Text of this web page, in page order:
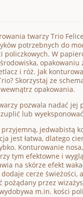
twarzy Trio
potrzebnych do
policzkowych. W
opakowaniu
i róż. Jak
Skorzystaj ze
opakowania.
pozwala nadać jej
lub
jedwabistą
jest łatwa, dlatego
Konturowanie
tym efektowne i
na skórze efekt
cerze świeżości,
pożądany przez
m.in. kości